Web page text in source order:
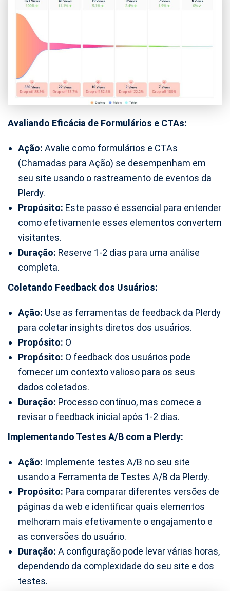
Avaliando Eficácia de Formulários e CTAs:
Ação: Avalie como formulários e CTAs
(Chamadas para Ação) se desempenham em
seu site usando o rastreamento de eventos da
Plerdy.
Propósito: Este passo é essencial para entender
como efetivamente esses elementos convertem
visitantes.
Duração: Reserve 1-2 dias para uma análise
completa.
Coletando Feedback dos Usuários:
Ação: Use as ferramentas de feedback da Plerdy
para coletar insights diretos dos usuários.
Propósito: O
Propósito: O feedback dos usuários pode
fornecer um contexto valioso para os seus
dados coletados.
Duração: Processo contínuo, mas comece a
revisar o feedback inicial após 1-2 dias.
Implementando Testes A/B com a Plerdy:
Ação: Implemente testes A/B no seu site
usando a Ferramenta de Testes A/B da Plerdy.
Propósito: Para comparar diferentes versões de
páginas da web e identificar quais elementos
melhoram mais efetivamente o engajamento e
as conversões do usuário.
Duração: A configuração pode levar várias horas,
dependendo da complexidade do seu site e dos
testes.